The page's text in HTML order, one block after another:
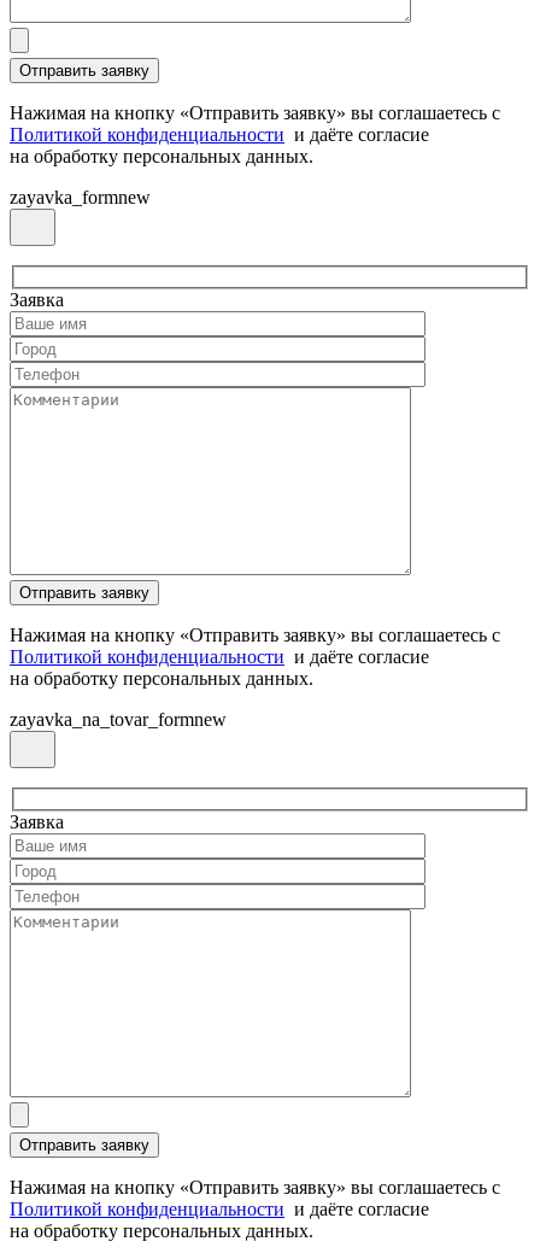
Нажимая на кнопку «Отправить заявку» вы соглашаетесь с
Политикой конфиденциальности и даёте согласие
на обработку персональных данных.
zayavka_formnew
Заявка
Нажимая на кнопку «Отправить заявку» вы соглашаетесь с
Политикой конфиденциальности и даёте согласие
на обработку персональных данных.
zayavka_na_tovar_formnew
Заявка
Нажимая на кнопку «Отправить заявку» вы соглашаетесь с
Политикой конфиденциальности и даёте согласие
на обработку персональных данных.